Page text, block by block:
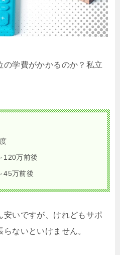
学費がかかるのか？私立
120万前後
45万前後
いですが、けれどもサポ
ないといけません。